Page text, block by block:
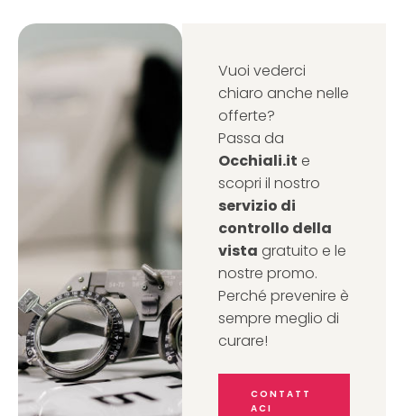
Vuoi vederci
chiaro anche nelle
offerte?
Passa da
Occhiali.it e
scopri il nostro
servizio di
controllo della
vista gratuito e le
nostre promo.
Perché prevenire è
sempre meglio di
curare!
CONTATT
ACI